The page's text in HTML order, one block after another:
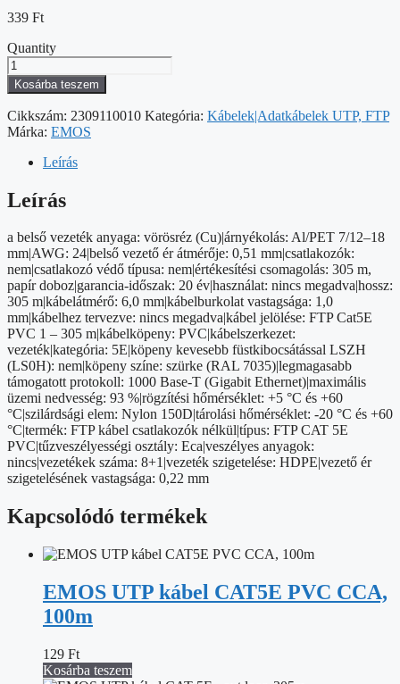
339 Ft
Quantity
EMOS
FTP
kábel
CAT
5E
mennyiség
Kosárba teszem
Cikkszám: 2309110010 Kategória: Kábelek|Adatkábelek UTP, FTP
Márka: EMOS
Leírás
Leírás
a belső vezeték anyaga: vörösréz (Cu)|árnyékolás: Al/PET 7/12–18
mm|AWG: 24|belső vezető ér átmérője: 0,51 mm|csatlakozók:
nem|csatlakozó védő típusa: nem|értékesítési csomagolás: 305 m,
papír doboz|garancia-időszak: 20 év|használat: nincs megadva|hossz:
305 m|kábelátmérő: 6,0 mm|kábelburkolat vastagsága: 1,0
mm|kábelhez tervezve: nincs megadva|kábel jelölése: FTP Cat5E
PVC 1 – 305 m|kábelköpeny: PVC|kábelszerkezet:
vezeték|kategória: 5E|köpeny kevesebb füstkibocsátással LSZH
(LS0H): nem|köpeny színe: szürke (RAL 7035)|legmagasabb
támogatott protokoll: 1000 Base-T (Gigabit Ethernet)|maximális
üzemi nedvesség: 93 %|rögzítési hőmérséklet: +5 °C és +60
°C|szilárdsági elem: Nylon 150D|tárolási hőmérséklet: -20 °C és +60
°C|termék: FTP kábel csatlakozók nélkül|típus: FTP CAT 5E
PVC|tűzveszélyességi osztály: Eca|veszélyes anyagok:
nincs|vezetékek száma: 8+1|vezeték szigetelése: HDPE|vezető ér
szigetelésének vastagsága: 0,22 mm
Kapcsolódó termékek
EMOS UTP kábel CAT5E PVC CCA,
100m
129 Ft
Kosárba teszem